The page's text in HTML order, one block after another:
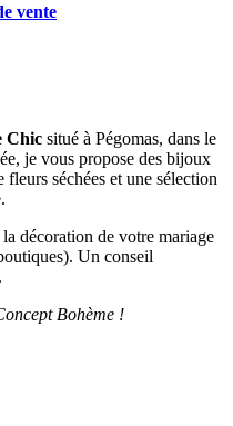
vente
Chic situé à Pégomas, dans le
je vous propose des bijoux
séchées et une sélection
décoration de votre mariage
Un conseil
Bohème !